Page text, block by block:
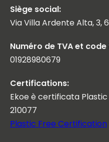
Siège social:
Via Villa Ardente Alta, 3,
Numéro de TVA et
01928980679
Certifications:
Ekoe è certificata
210077
Plastic Free Certification